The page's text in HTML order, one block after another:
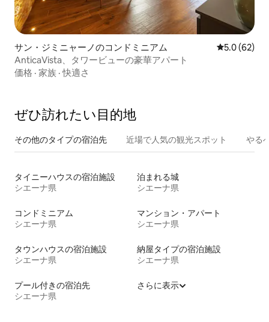
サン・ジミニャーノのコンドミニアム レビュー62
5.0 (62)
AnticaVista、タワービューの豪華アパート
価格 · 家族 ·快適さ
ぜひ訪⁠れ⁠た⁠い目⁠的⁠地
その他のタ⁠イ⁠プ⁠の宿⁠泊⁠先 近場で人気の観光スポット やる
タイニーハウスの宿泊施設
シエーナ県
泊まれる城
シエーナ県
コンドミニアム
シエーナ県
マンション・アパート
シエーナ県
タウンハウスの宿泊施設
シエーナ県
納屋タイプの宿泊施設
シエーナ県
プール付きの宿泊先
シエーナ県
さらに表示